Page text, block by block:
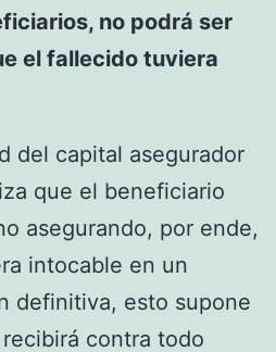
no podrá ser
el fallecido tuviera
del capital asegurador
que el beneficiario
asegurando, por ende,
intocable en un
definitiva, esto supone
contra todo